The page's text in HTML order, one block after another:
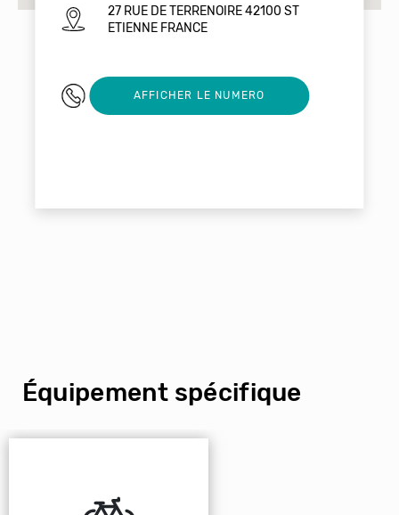
27 RUE DE TERRENOIRE 42100 ST
ETIENNE FRANCE
0616531377
AFFICHER LE NUMERO
Équipement spécifique